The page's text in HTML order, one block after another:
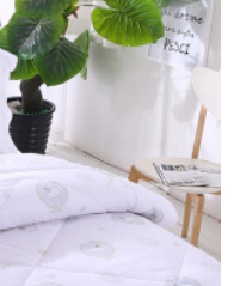
約2.5 kgを盗みます。